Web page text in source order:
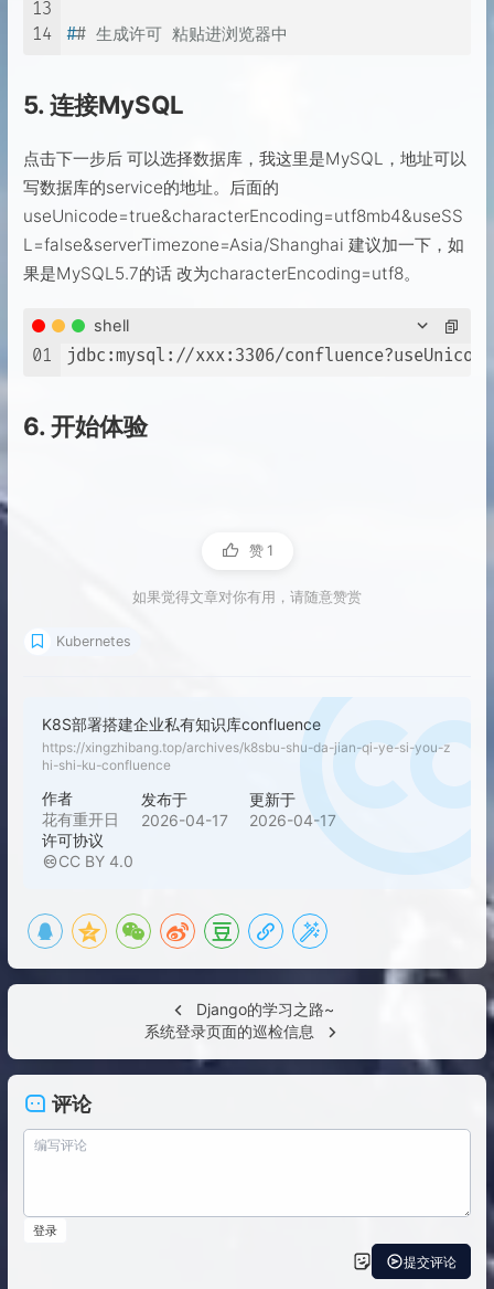
13
14
## 生成许可 粘贴进浏览器中
5. 连接MySQL
点击下一步后 可以选择数据库，我这里是MySQL，地址可以
写数据库的service的地址。后面的
useUnicode=true&characterEncoding=utf8mb4&useSS
L=false&serverTimezone=Asia/Shanghai 建议加一下，如
果是MySQL5.7的话 改为characterEncoding=utf8。
shell
01 jdbc:mysql://xxx:3306/
6. 开始体验
赞 1
如果觉得文章对你有用，请随意赞赏
Kubernetes
K8S部署搭建企业私有知识库confluence
https://xingzhibang.top/archives/k8sbu-shu-da-jian-qi-ye-si-you-z
hi-shi-ku-confluence
作者
花有重开日
发布于
2026-04-17
更新于
2026-04-17
许可协议
CC BY 4.0
Django的学习之路~
系统登录页面的巡检信息
评论